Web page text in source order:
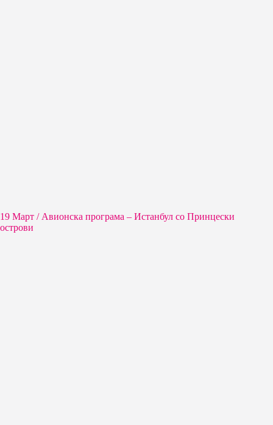
19 Март / Aвионска програма – Истанбул со Принцески
острови